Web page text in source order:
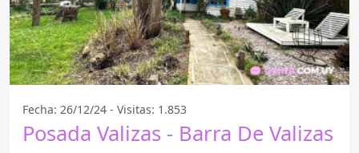
Fecha: 26/12/24 - Visitas: 1.853
Posada Valizas - Barra De Valizas